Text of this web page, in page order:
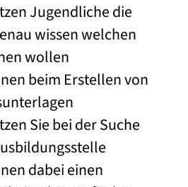
Jugendliche die
wissen welchen
wollen
beim Erstellen von
Sie bei der Suche
dabei einen